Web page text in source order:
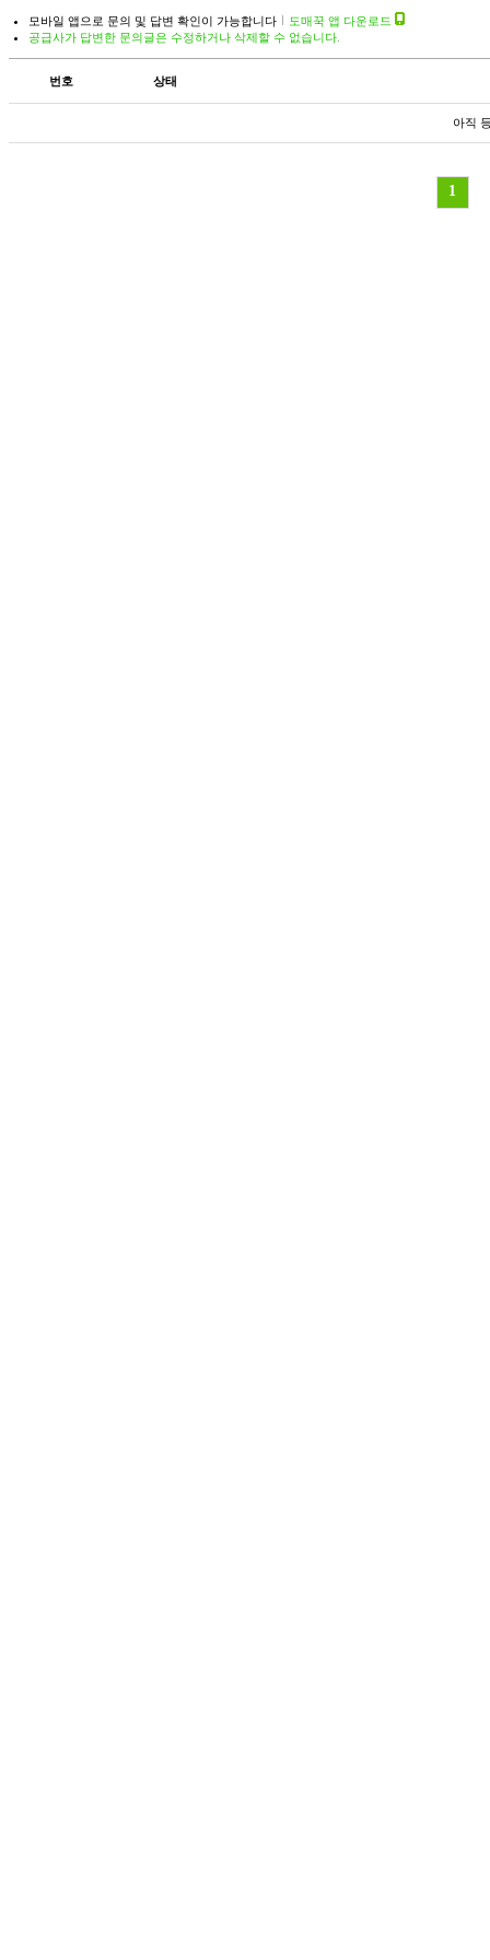
모바일 앱으로 문의 및 답변 확인이 가능합니다
도매꾹 앱 다운로드
공급사가 답변한 문의글은 수정하거나 삭제할 수 없습니다.
번호 상태
아직
1